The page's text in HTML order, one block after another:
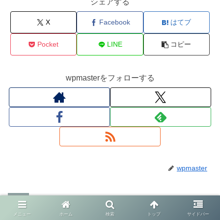
シェアする
X Facebook はてブ
Pocket LINE コピー
wpmasterをフォローする
wpmaster
メニュー ホーム 検索 トップ サイドバー